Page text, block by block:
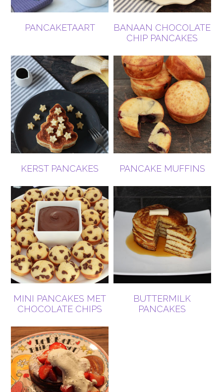
PANCAKETAART
BANAAN CHOCOLATE
CHIP PANCAKES
KERST PANCAKES PANCAKE MUFFINS
MINI PANCAKES MET
CHOCOLATE CHIPS
BUTTERMILK
PANCAKES